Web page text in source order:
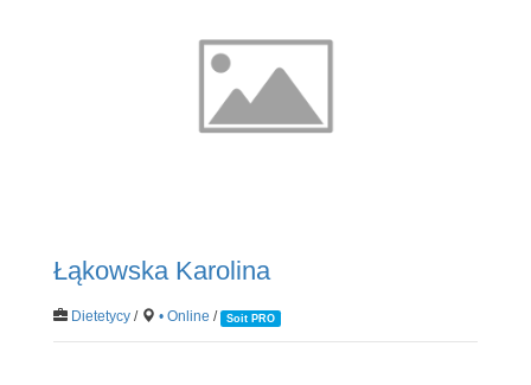
Łąkowska Karolina
Dietetycy/ • Online / Soit PRO